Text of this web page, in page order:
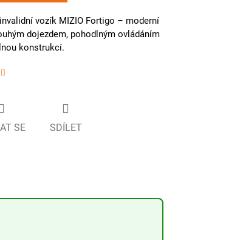
vozík MIZIO Fortigo – moderní
dojezdem, pohodlným ovládáním
konstrukcí.
SE SDÍLET